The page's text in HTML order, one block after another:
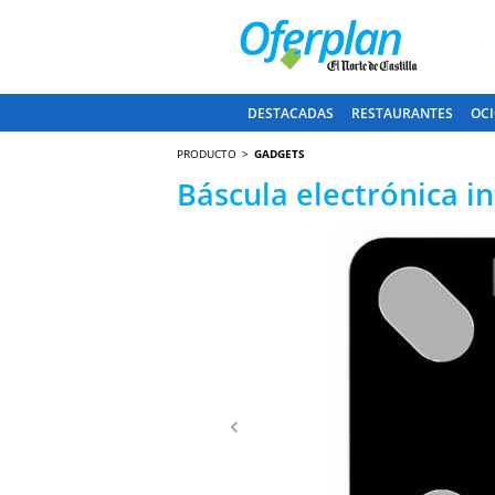
DESTACADAS RESTAURANTES
PRODUCTO GADGETS
Báscula electrónica